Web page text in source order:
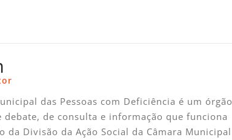
das Pessoas com Deficiência é um órgão
debate, de consulta e informação que funciona
da Divisão da Ação Social da Câmara Municipal